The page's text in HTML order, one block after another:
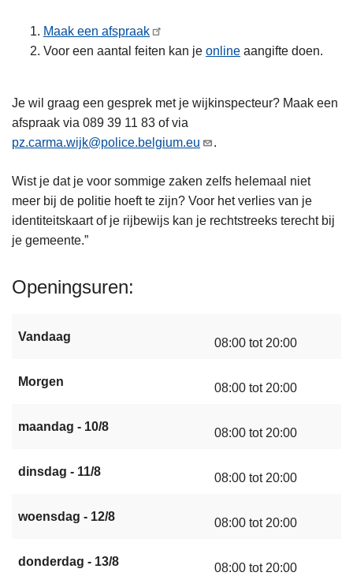
Maak een afspraak
Voor een aantal feiten kan je online aangifte doen.
Je wil graag een gesprek met je wijkinspecteur? Maak een
afspraak via 089 39 11 83 of via
pz.carma.wijk@police.belgium.eu
.
Wist je dat je voor sommige zaken zelfs helemaal niet
meer bij de politie hoeft te zijn? Voor het verlies van je
identiteitskaart of je rijbewijs kan je rechtstreeks terecht bij
je gemeente.”
Openingsuren
Vandaag 08:00 tot 20:00
Morgen 08:00 tot 20:00
maandag - 10/8 08:00 tot 20:00
dinsdag - 11/8 08:00 tot 20:00
woensdag - 12/8 08:00 tot 20:00
donderdag - 13/8 08:00 tot 20:00